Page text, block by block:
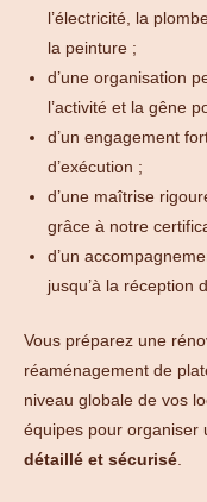
l’électricité, la
la peinture ;
d’une organisation
l’activité et la gêne
d’un engagement
d’exécution ;
d’une maîtrise
grâce à notre
d’un
jusqu’à la réception
Vous préparez une
réaménagement de
niveau globale de vos
équipes pour organiser
détaillé et sécurisé